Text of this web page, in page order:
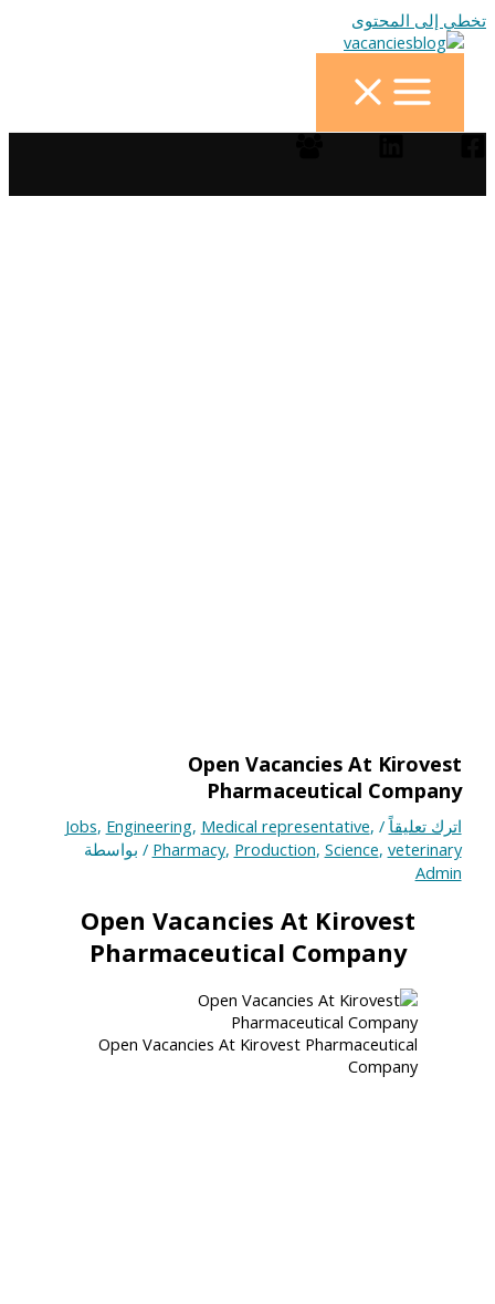
تخطي إلى المحتوى
Open Vacancies At Kirovest
Pharmaceutical Company
اترك تعليقاً /
Jobs, Engineering, Medical representative,
Pharmacy, Production, Science, veterinary
/ بواسطة
Admin
Open Vacancies At Kirovest
Pharmaceutical Company
Open Vacancies At Kirovest Pharmaceutical
Company